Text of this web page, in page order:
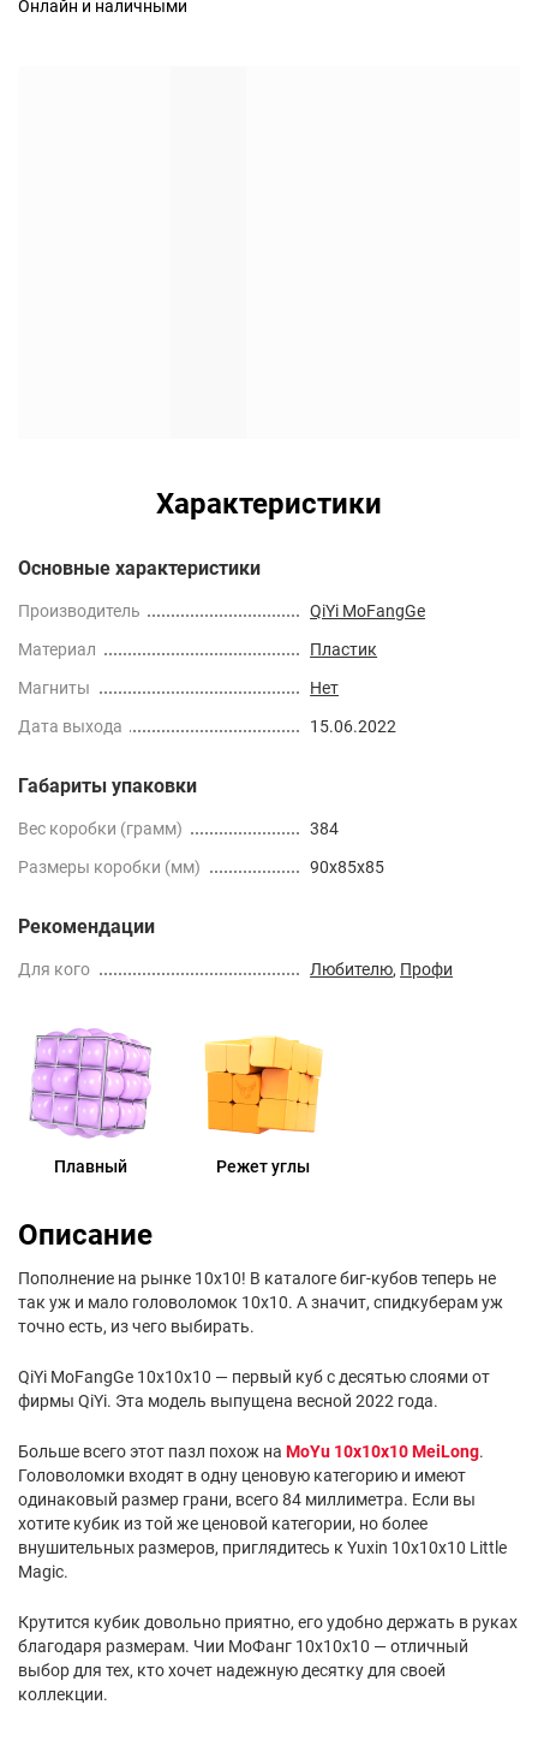
Онлайн и наличными
Характеристики
Основные характеристики
Производитель
QiYi MoFangGe
Материал
Пластик
Магниты
Нет
Дата выхода
15.06.2022
Габариты упаковки
Вес коробки (грамм)
384
Размеры коробки (мм)
90x85x85
Рекомендации
Для кого Любителю, Профи
Плавный Режет углы
Описание
Пополнение на рынке 10х10! В каталоге биг-кубов теперь не
так уж и мало головоломок 10х10. А значит, спидкуберам уж
точно есть, из чего выбирать.
QiYi MoFangGe 10x10x10 — первый куб с десятью слоями от
фирмы QiYi. Эта модель выпущена весной 2022 года.
Больше всего этот пазл похож на MoYu 10x10x10 MeiLong.
Головоломки входят в одну ценовую категорию и имеют
одинаковый размер грани, всего 84 миллиметра. Если вы
хотите кубик из той же ценовой категории, но более
внушительных размеров, приглядитесь к Yuxin 10x10x10 Little
Magic.
Крутится кубик довольно приятно, его удобно держать в руках
благодаря размерам. Чии МоФанг 10х10х10 — отличный
выбор для тех, кто хочет надежную десятку для своей
коллекции.